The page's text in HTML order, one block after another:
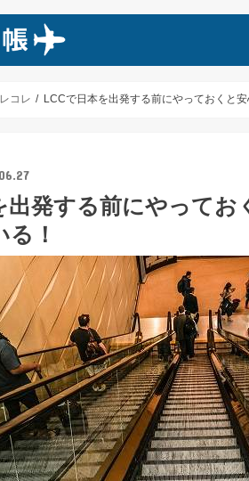
コレ LCCで日本を出発する前にやっておくと
出発する前にやってお
！